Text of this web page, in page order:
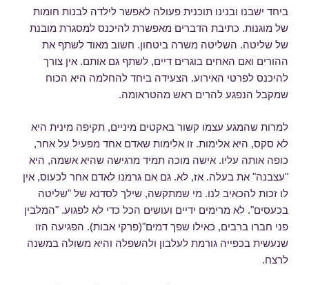
ביחד ישבנו ובנינו תוכנית פעולה לאפשר לילדה לבנות חומות
של מוגנות. כתיבת הדברים מאפשרת להיכנס למסגרת מובנת
של שליטה. השליטה משרה ביטחון. חשוב מאוד לשתף את
ההורים ואם האחים בוגרים דיים, לשתף גם אותם. אין צורך
להיכנס לפרטי האירוע. הצעידה ביחד להחלמה היא הכוח
שמקבל הנפגע להרים ראש מהטראומה.
למרות שהמגע עצמו קשור באקטים מיניים, תקיפה מינית היא
לא סקס, היא אלימות. זו אלימות שאדם אחד מפעיל על אחר,
כופה אותה עליו. אישה מוכה תמיד מרגישה שהיא אשמה, היא
"עצבנה" את בעלה. אז, לא. גם אם גרמנו לאדם אחר לכעוס, אין
לו זכות להכאיב לנו. מי שמתקשה, שילך לסדנא של "שליטה
בכעסים". לא מרימים ידיים ועושים הכל כדי לא לפגוע. "המלבין
פני חברו ברבים, כאילו שפך דמים"(פרקי אבות). הפגיעה הזו
שנעשית בכפייה גורמת לעלבון ולהשפלה והיא משולה במשנה
לרצח.